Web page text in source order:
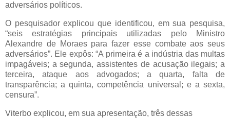
adversários políticos.
O pesquisador explicou que identificou, em sua pesquisa,
“seis estratégias principais utilizadas pelo Ministro
Alexandre de Moraes para fazer esse combate aos seus
adversários”. Ele expôs: “A primeira é a indústria das multas
impagáveis; a segunda, assistentes de acusação ilegais; a
terceira, ataque aos advogados; a quarta, falta de
transparência; a quinta, competência universal; e a sexta,
censura”.
Viterbo explicou, em sua apresentação, três dessas